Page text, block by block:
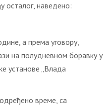
осталог, наведено:
а према уговору,
на полудневном боравку у
установе „Влада
време, са